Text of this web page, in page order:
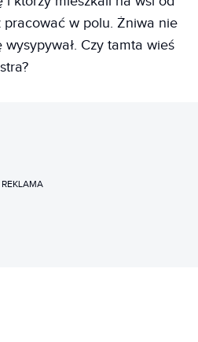
pracować w polu. Żniwa nie
wysypywał. Czy tamta wieś
REKLAMA